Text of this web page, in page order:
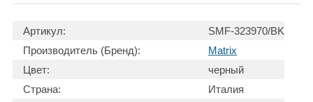
Артикул:
SMF-323970/BK
Производитель (Бренд):
Matrix
Цвет:
черный
Страна:
Италия